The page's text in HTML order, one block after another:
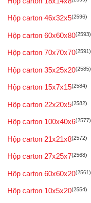
Hộp carton 46x32x5(2596)
Hộp carton 60x60x80(2593)
Hộp carton 70x70x70(2591)
Hộp carton 35x25x20(2585)
Hộp carton 15x7x15(2584)
Hộp carton 22x20x5(2582)
Hộp carton 100x40x6(2577)
Hộp carton 21x21x8(2572)
Hộp carton 27x25x7(2568)
Hộp carton 60x60x20(2561)
Hộp carton 10x5x20(2554)